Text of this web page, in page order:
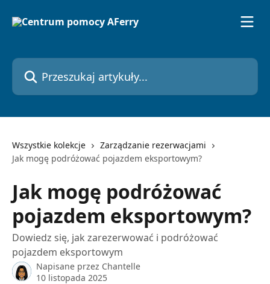
Przeszukaj artykuły...
Wszystkie kolekcje
Zarządzanie rezerwacjami
Jak mogę podróżować pojazdem eksportowym?
Jak mogę podróżować
pojazdem eksportowym?
Dowiedz się, jak zarezerwować i podróżować
pojazdem eksportowym
Napisane przez Chantelle
10 listopada 2025